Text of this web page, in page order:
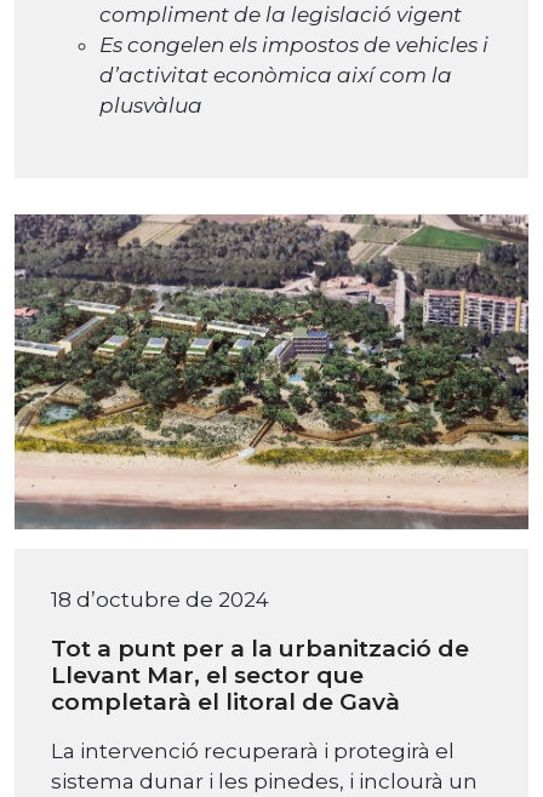
compliment de la legislació vigent
Es congelen els impostos de vehicles i
d’activitat econòmica així com la
plusvàlua
18 d’octubre de 2024
Tot a punt per a la urbanització de
Llevant Mar, el sector que
completarà el litoral de Gavà
La intervenció recuperarà i protegirà el
sistema dunar i les pinedes, i inclourà un